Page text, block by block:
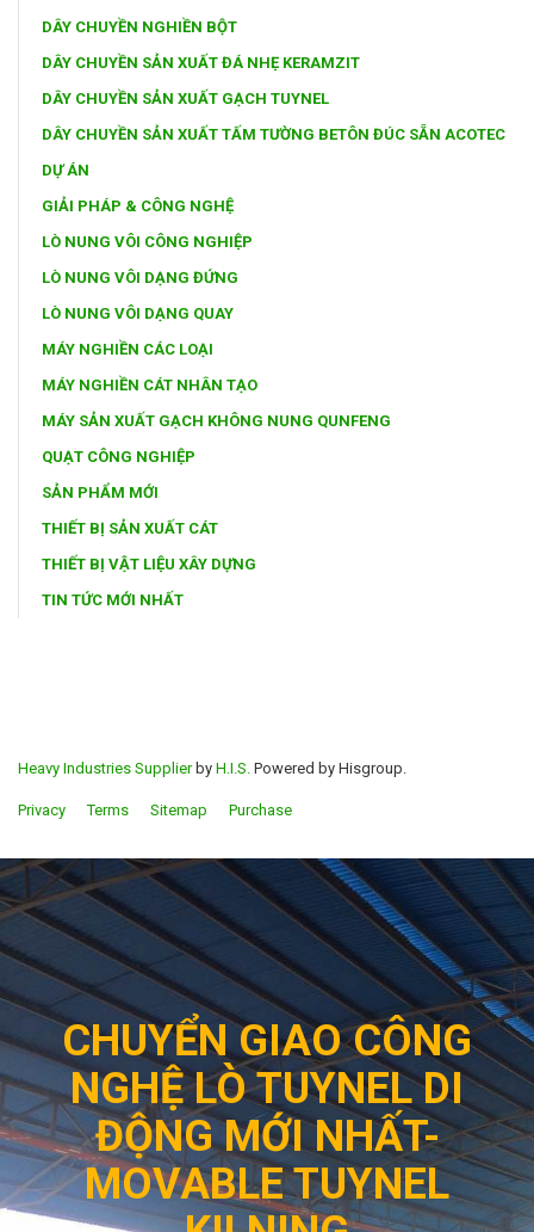
DÂY CHUYỀN NGHIỀN BỘT
DÂY CHUYỀN SẢN XUẤT ĐÁ NHẸ KERAMZIT
DÂY CHUYỀN SẢN XUẤT GẠCH TUYNEL
DÂY CHUYỀN SẢN XUẤT TẤM TƯỜNG BETÔN ĐÚC SẴN ACOTEC
DỰ ÁN
GIẢI PHÁP & CÔNG NGHỆ
LÒ NUNG VÔI CÔNG NGHIỆP
LÒ NUNG VÔI DẠNG ĐỨNG
LÒ NUNG VÔI DẠNG QUAY
MÁY NGHIỀN CÁC LOẠI
MÁY NGHIỀN CÁT NHÂN TẠO
MÁY SẢN XUẤT GẠCH KHÔNG NUNG QUNFENG
QUẠT CÔNG NGHIỆP
SẢN PHẨM MỚI
THIẾT BỊ SẢN XUẤT CÁT
THIẾT BỊ VẬT LIỆU XÂY DỰNG
TIN TỨC MỚI NHẤT
Heavy Industries Supplierby H.I.S. Powered by Hisgroup.
Privacy Terms Sitemap Purchase
CHUYỂN GIAO CÔNG
NGHỆ LÒ TUYNEL DI
ĐỘNG MỚI NHẤT-
MOVABLE TUYNEL